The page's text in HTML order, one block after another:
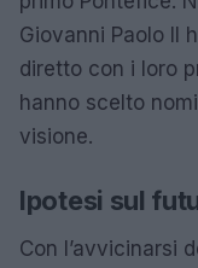
Giovanni Paolo II
diretto con i loro
hanno scelto
visione.
Ipotesi sul
Con l’avvicinarsi